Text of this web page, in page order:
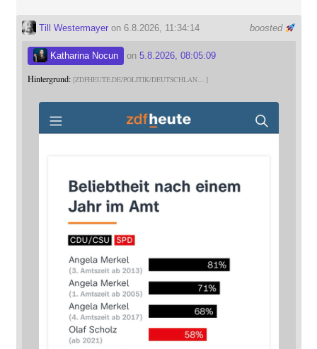
boosted
Till Westermayeron 6.8.2026, 11:34:14
Katharina Nocun on 5.8.2026, 08:05:09
Hintergrund: ZDFHEUTE.DE/POLITIK/DEUTSCHLAN